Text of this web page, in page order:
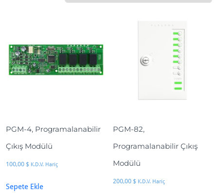
PGM-4, Programalanabilir
Çıkış Modülü
100,00 $ K.D.V. Hariç
Sepete Ekle
PGM-82,
Programalanabilir Çıkış
Modülü
200,00 $ K.D.V. Hariç